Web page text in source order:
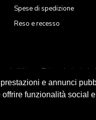
e annunci
funzionalità social
Spese di spedizione
Reso e recesso
affiliates. This website is